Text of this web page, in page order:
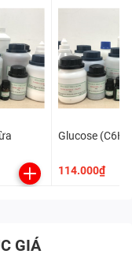
Glucose
114.000₫
GIÁ